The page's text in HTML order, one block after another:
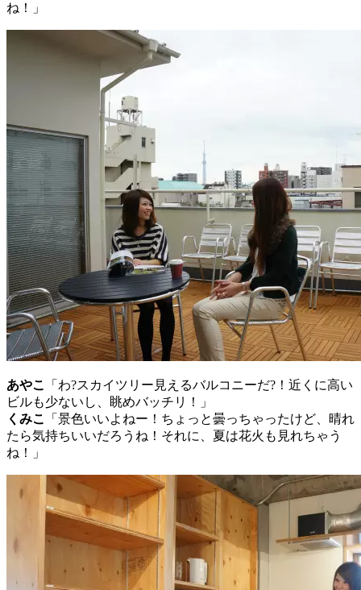
ね！」
あやこ
「わ?スカイツリー見えるバルコニーだ?！近くに高い
ビルも少ないし、眺めバッチリ！」
くみこ
「景色いいよねー！ちょっと曇っちゃったけど、晴れ
たら気持ちいいだろうね！それに、夏は花火も見れちゃう
ね！」